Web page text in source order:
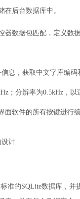
在后台数据库中。
器数据包匹配，定义数
息，获取中文字库编码
；分辨率为0.5kHz，以
面软件的所有按键进行
设计
准的SQLite数据库，并